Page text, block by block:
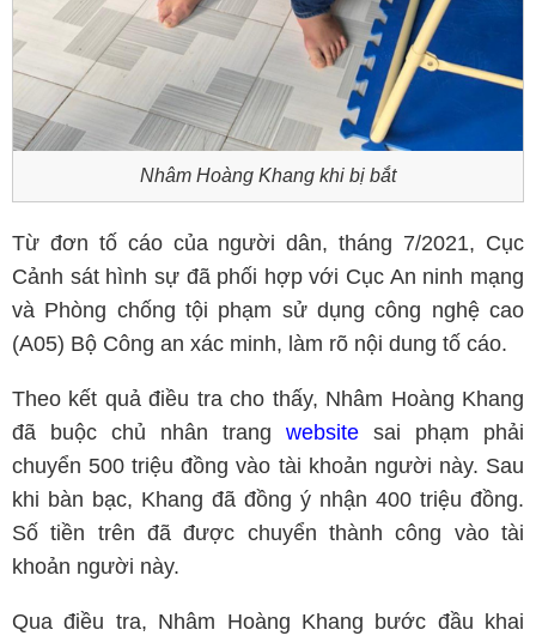
Nhâm Hoàng Khang khi bị bắt
Từ đơn tố cáo của người dân, tháng 7/2021, Cục
Cảnh sát hình sự đã phối hợp với Cục An ninh mạng
và Phòng chống tội phạm sử dụng công nghệ cao
(A05) Bộ Công an xác minh, làm rõ nội dung tố cáo.
Theo kết quả điều tra cho thấy, Nhâm Hoàng Khang
đã buộc chủ nhân trang website sai phạm phải
chuyển 500 triệu đồng vào tài khoản người này. Sau
khi bàn bạc, Khang đã đồng ý nhận 400 triệu đồng.
Số tiền trên đã được chuyển thành công vào tài
khoản người này.
Qua điều tra, Nhâm Hoàng Khang bước đầu khai